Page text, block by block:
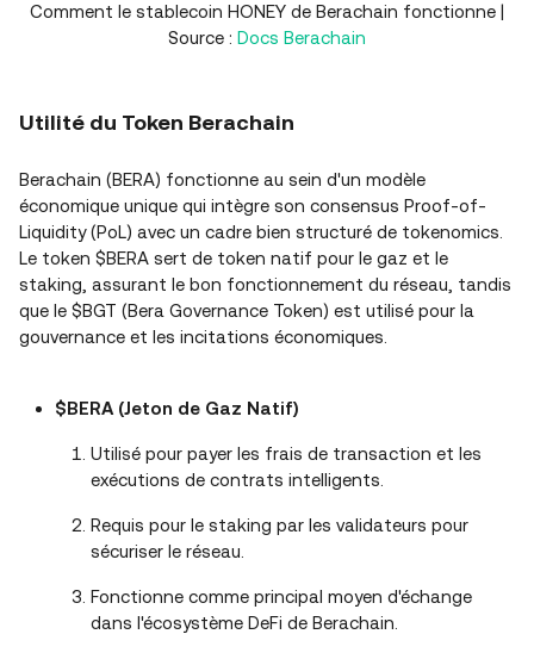
Comment le stablecoin HONEY de Berachain fonctionne |
Source : Docs Berachain
Utilité du Token Berachain
Berachain (BERA) fonctionne au sein d'un modèle
économique unique qui intègre son consensus Proof-of-
Liquidity (PoL) avec un cadre bien structuré de tokenomics.
Le token $BERA sert de token natif pour le gaz et le
staking, assurant le bon fonctionnement du réseau, tandis
que le $BGT (Bera Governance Token) est utilisé pour la
gouvernance et les incitations économiques.
$BERA (Jeton de Gaz Natif)
Utilisé pour payer les frais de transaction et les
exécutions de contrats intelligents.
Requis pour le staking par les validateurs pour
sécuriser le réseau.
Fonctionne comme principal moyen d'échange
dans l'écosystème DeFi de Berachain.